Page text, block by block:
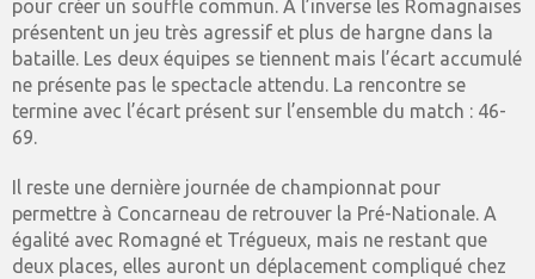
pour créer un souffle commun. A l’inverse les Romagnaises
présentent un jeu très agressif et plus de hargne dans la
bataille. Les deux équipes se tiennent mais l’écart accumulé
ne présente pas le spectacle attendu. La rencontre se
termine avec l’écart présent sur l’ensemble du match : 46-
69.
Il reste une dernière journée de championnat pour
permettre à Concarneau de retrouver la Pré-Nationale. A
égalité avec Romagné et Trégueux, mais ne restant que
deux places, elles auront un déplacement compliqué chez